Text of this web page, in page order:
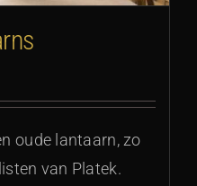
oude lantaarn, zo
van Platek.